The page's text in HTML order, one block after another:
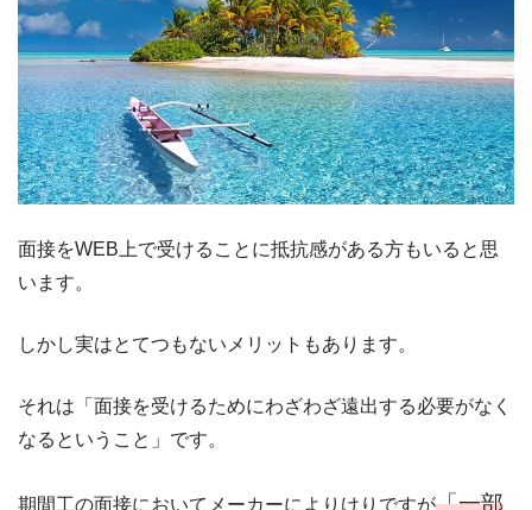
面接をWEB上で受けることに抵抗感がある方もいると思
います。
しかし実はとてつもないメリットもあります。
それは「面接を受けるためにわざわざ遠出する必要がなく
なるということ」です。
期間工の面接においてメーカーによりけりですが「一部